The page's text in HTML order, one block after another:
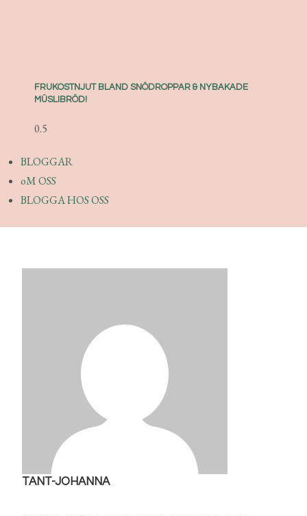
FRUKOSTNJUT BLAND SNÖDROPPAR & NYBAKADE
MÜSLIBRÖD!
BLOGGAR
oM OSS
BLOGGA HOS OSS
TANT-JOHANNA